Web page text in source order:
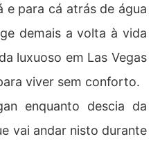
e para cá atrás de água
demais a volta à vida
luxuoso em Las Vegas
viver sem conforto.
enquanto descia da
vai andar nisto durante